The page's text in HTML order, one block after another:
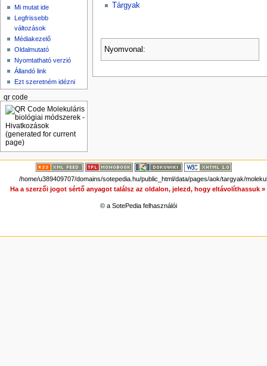
Tárgyak
Nyomvonal:
Mi mutat ide
Legfrissebb
változások
Médiakezelő
Oldalmutató
Nyomtatható verzió
Állandó link
Ezt szeretném idézni
qr code
/home/u389409707/domains/sotepedia.hu/public_html/data/pages/aok/targyak/
Ha a szerzői jogot sértő anyagot találsz az oldalon, jelezd, hogy eltávolíthassuk »
© a SotePedia felhasználói